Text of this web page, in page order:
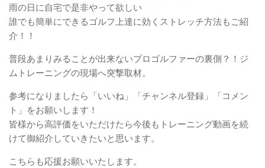
雨の日に自宅で是非やって欲しい
誰でも簡単にできるゴルフ上達に効くストレッチ方法もご紹
介！！
普段あまりみることが出来ないプロゴルファーの裏側？！ジ
ムトレーニングの現場へ突撃取材。
参考になりましたら「いいね」「チャンネル登録」「コメン
ト」をお願いします！
皆様から高評価をいただけたら今後もトレーニング動画を続
けて御紹介していきたいと思います。
こちらも応援お願いいたします。